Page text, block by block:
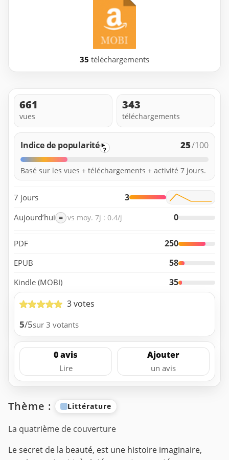
35 téléchargements
661
vues
343
téléchargements
Indice de popularité ? 25/100
Basé sur les vues + téléchargements + activité 7 jours.
7 jours 3
Aujourd’hui = vs moy. 7j : 0.4/j 0
PDF 250
EPUB 58
Kindle (MOBI)
35
3 votes
5/5sur 3 votants
0 avis
Lire
Ajouter
un avis
Thème : Littérature
La quatrième de couverture
Le secret de la beauté, est une histoire imaginaire,